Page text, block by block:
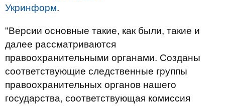
Укринформ.
"Версии основные такие, как были, такие и
далее рассматриваются
правоохранительными органами. Созданы
соответствующие следственные группы
правоохранительных органов нашего
государства, соответствующая комиссия